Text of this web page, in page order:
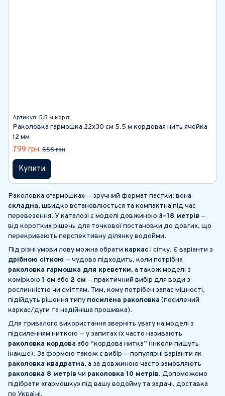
Артикул: 5.5 м корд
Раколовка гармошка 22х30 см 5.5 м кордовая нить ячейка
12 мм
799 грн 855 грн
Купити
Раколовка «гармошка» — зручний формат пастки: вона
складна, швидко встановлюється та компактна під час
перевезення. У каталозі є моделі довжиною 3–18 метрів —
від коротких рішень для точкової постановки до довгих, що
перекривають перспективну ділянку водойми.
Під різні умови лову можна обрати каркас і сітку. Є варіанти з
дрібною сіткою — чудово підходить, коли потрібна
раколовка гармошка для креветки, а також моделі з
коміркою 1 см або 2 см — практичний вибір для води з
рослинністю чи сміттям. Тим, кому потрібен запас міцності,
підійдуть рішення типу посилена раколовка (посилений
каркас/дуги та надійніша прошивка).
Для тривалого використання зверніть увагу на моделі з
підсиленням ниткою — у запитах їх часто називають
раколовка кордова або “кордова нитка” (інколи пишуть
інакше). За формою також є вибір — популярні варіанти як
раколовка квадратна, а за довжиною часто замовляють
раколовка 8 метрів чи раколовка 10 метрів. Допоможемо
підібрати «гармошку» під вашу водойму та задачі, доставка
по Україні.